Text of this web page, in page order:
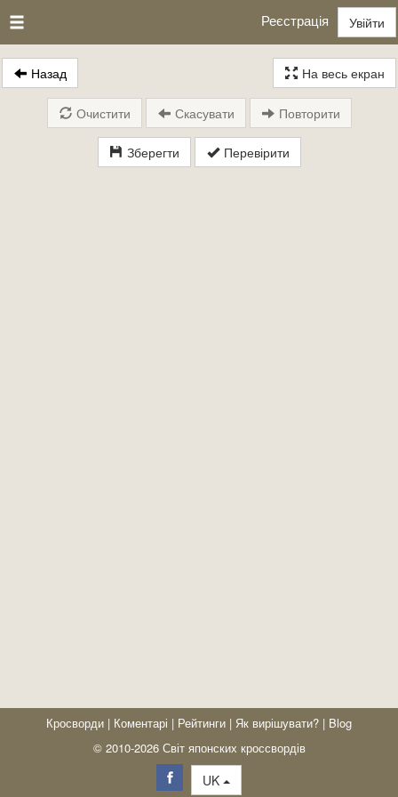
Реєстрація Увійти
Назад На весь екран
Зберегти Перевірити
Очистити Скасувати Повторити
Кросворди | Коментарі | Рейтинги | Як вирішувати? | Blog
© 2010-2026 Світ японских кроссвордів
UK